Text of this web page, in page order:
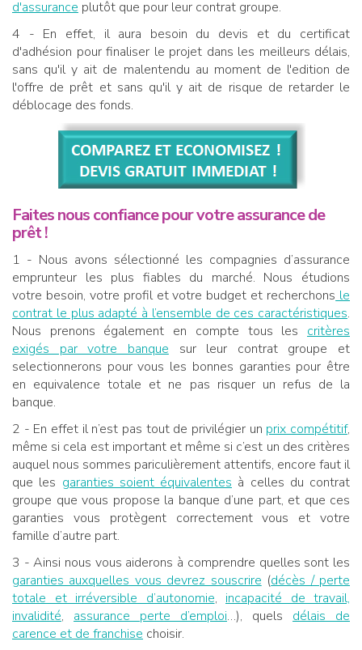
d'assurance plutôt que pour leur contrat groupe.
4 - En effet, il aura besoin du devis et du certificat
d'adhésion pour finaliser le projet dans les meilleurs délais,
sans qu'il y ait de malentendu au moment de l'edition de
l'offre de prêt et sans qu'il y ait de risque de retarder le
déblocage des fonds.
Faites nous confiance pour votre assurance de
prêt !
1 - Nous avons sélectionné les compagnies d’assurance
emprunteur les plus fiables du marché. Nous étudions
votre besoin, votre profil et votre budget et recherchons le
contrat le plus adapté à l’ensemble de ces caractéristiques.
Nous prenons également en compte tous les critères
exigés par votre banque sur leur contrat groupe et
selectionnerons pour vous les bonnes garanties pour être
en equivalence totale et ne pas risquer un refus de la
banque.
2 - En effet il n’est pas tout de privilégier un prix compétitif,
même si cela est important et même si c’est un des critères
auquel nous sommes pariculièrement attentifs, encore faut il
que les garanties soient équivalentes à celles du contrat
groupe que vous propose la banque d’une part, et que ces
garanties vous protègent correctement vous et votre
famille d’autre part.
3 - Ainsi nous vous aiderons à comprendre quelles sont les
garanties auxquelles vous devrez souscrire (décès / perte
totale et irréversible d’autonomie, incapacité de travail,
invalidité, assurance perte d’emploi…), quels délais de
carence et de franchise choisir.